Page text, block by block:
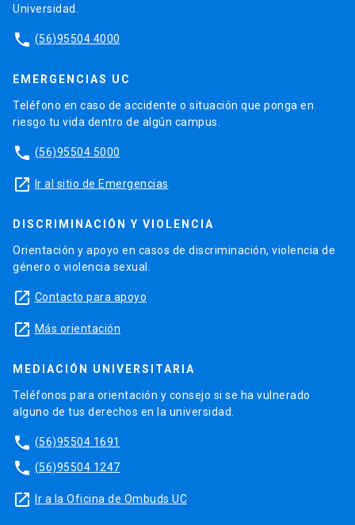
Universidad.
phone (56)95504 4000
EMERGENCIAS UC
Teléfono en caso de accidente o situación que ponga en
riesgo tu vida dentro de algún campus.
phone (56)95504 5000
launch Ir al sitio de Emergencias
DISCRIMINACIÓN Y VIOLENCIA
Orientación y apoyo en casos de discriminación, violencia de
género o violencia sexual.
launch Contacto para apoyo
launch Más orientación
MEDIACIÓN UNIVERSITARIA
Teléfonos para orientación y consejo si se ha vulnerado
alguno de tus derechos en la universidad.
phone (56)95504 1691
phone (56)95504 1247
launch Ir a la Oficina de Ombuds UC